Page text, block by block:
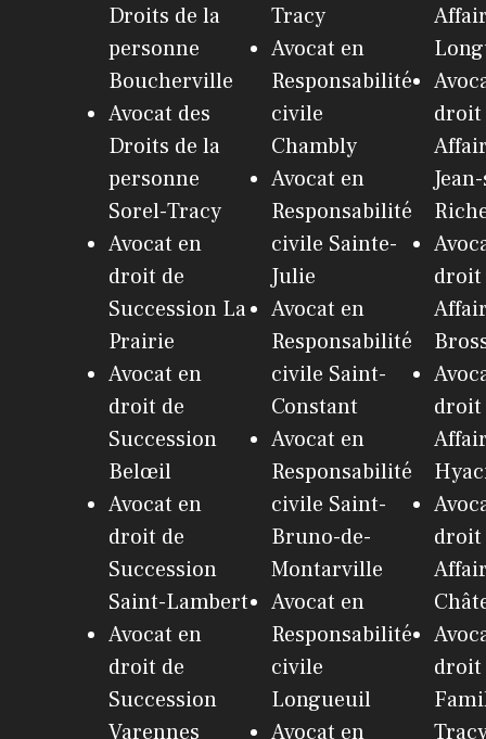
Droits de la
personne
Boucherville
Avocat des
Droits de la
personne
Sorel-Tracy
Avocat en
droit de
Succession La
Prairie
Avocat en
droit de
Succession
Belœil
Avocat en
droit de
Succession
Saint-Lambert
Avocat en
droit de
Succession
Varennes
Tracy
Avocat en
Responsabilité
civile
Chambly
Avocat en
Responsabilité
civile Sainte-
Julie
Avocat en
Responsabilité
civile Saint-
Constant
Avocat en
Responsabilité
civile Saint-
Bruno-de-
Montarville
Avocat en
Responsabilité
civile
Longueuil
Avocat en
droit
droit
droit
droit
droit